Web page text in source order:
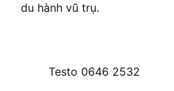
du hành vũ trụ.
Testo 0646 2532